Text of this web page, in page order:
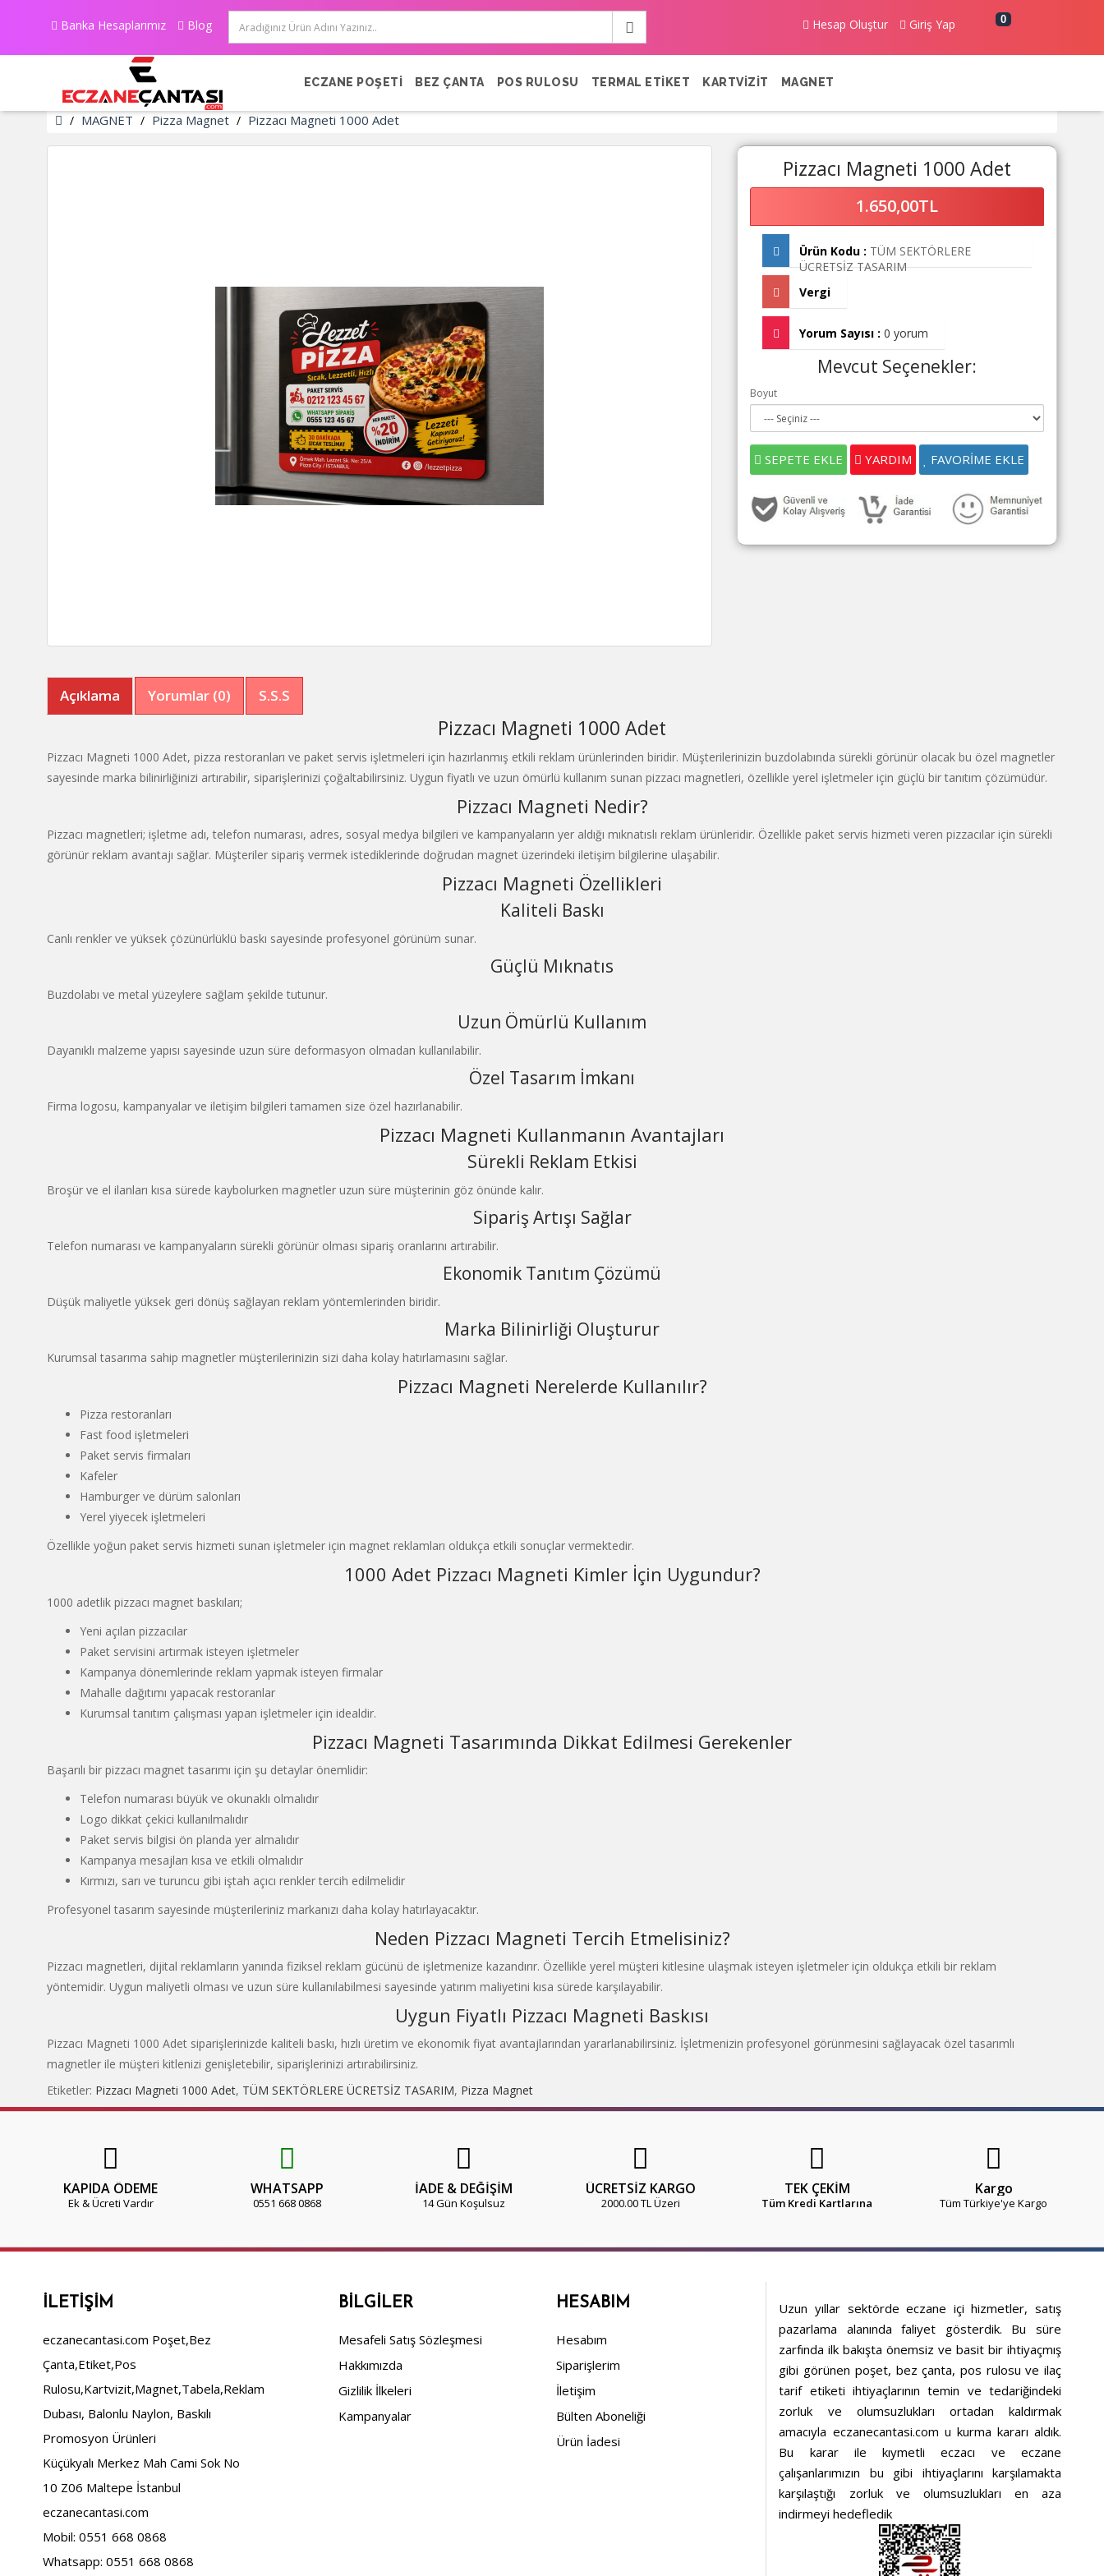
Banka Hesaplarımız Blog Hesap Oluştur Giriş Yap 0
ECZANE POŞETİ BEZ ÇANTA POS RULOSU TERMAL ETİKET KARTVİZİT MAGNET
MAGNET Pizza Magnet Pizzacı Magneti 1000 Adet
Pizzacı Magneti 1000 Adet
1.650,00TL
Ürün Kodu : TÜM SEKTÖRLERE
ÜCRETSİZ TASARIM
Vergi
Yorum Sayısı : 0 yorum
Mevcut Seçenekler:
Boyut
SEPETE EKLE YARDIM FAVORİME EKLE
Açıklama Yorumlar (0) S.S.S
Pizzacı Magneti 1000 Adet
Pizzacı Magneti 1000 Adet, pizza restoranları ve paket servis işletmeleri için hazırlanmış etkili reklam ürünlerinden biridir. Müşterilerinizin buzdolabında sürekli görünür olacak bu özel magnetler
sayesinde marka bilinirliğinizi artırabilir, siparişlerinizi çoğaltabilirsiniz. Uygun fiyatlı ve uzun ömürlü kullanım sunan pizzacı magnetleri, özellikle yerel işletmeler için güçlü bir tanıtım çözümüdür.
Pizzacı Magneti Nedir?
Pizzacı magnetleri; işletme adı, telefon numarası, adres, sosyal medya bilgileri ve kampanyaların yer aldığı mıknatıslı reklam ürünleridir. Özellikle paket servis hizmeti veren pizzacılar için sürekli
görünür reklam avantajı sağlar. Müşteriler sipariş vermek istediklerinde doğrudan magnet üzerindeki iletişim bilgilerine ulaşabilir.
Pizzacı Magneti Özellikleri
Kaliteli Baskı
Canlı renkler ve yüksek çözünürlüklü baskı sayesinde profesyonel görünüm sunar.
Güçlü Mıknatıs
Buzdolabı ve metal yüzeylere sağlam şekilde tutunur.
Uzun Ömürlü Kullanım
Dayanıklı malzeme yapısı sayesinde uzun süre deformasyon olmadan kullanılabilir.
Özel Tasarım İmkanı
Firma logosu, kampanyalar ve iletişim bilgileri tamamen size özel hazırlanabilir.
Pizzacı Magneti Kullanmanın Avantajları
Sürekli Reklam Etkisi
Broşür ve el ilanları kısa sürede kaybolurken magnetler uzun süre müşterinin göz önünde kalır.
Sipariş Artışı Sağlar
Telefon numarası ve kampanyaların sürekli görünür olması sipariş oranlarını artırabilir.
Ekonomik Tanıtım Çözümü
Düşük maliyetle yüksek geri dönüş sağlayan reklam yöntemlerinden biridir.
Marka Bilinirliği Oluşturur
Kurumsal tasarıma sahip magnetler müşterilerinizin sizi daha kolay hatırlamasını sağlar.
Pizzacı Magneti Nerelerde Kullanılır?
Pizza restoranları
Fast food işletmeleri
Paket servis firmaları
Kafeler
Hamburger ve dürüm salonları
Yerel yiyecek işletmeleri
Özellikle yoğun paket servis hizmeti sunan işletmeler için magnet reklamları oldukça etkili sonuçlar vermektedir.
1000 Adet Pizzacı Magneti Kimler İçin Uygundur?
1000 adetlik pizzacı magnet baskıları;
Yeni açılan pizzacılar
Paket servisini artırmak isteyen işletmeler
Kampanya dönemlerinde reklam yapmak isteyen firmalar
Mahalle dağıtımı yapacak restoranlar
Kurumsal tanıtım çalışması yapan işletmeler için idealdir.
Pizzacı Magneti Tasarımında Dikkat Edilmesi Gerekenler
Başarılı bir pizzacı magnet tasarımı için şu detaylar önemlidir:
Telefon numarası büyük ve okunaklı olmalıdır
Logo dikkat çekici kullanılmalıdır
Paket servis bilgisi ön planda yer almalıdır
Kampanya mesajları kısa ve etkili olmalıdır
Kırmızı, sarı ve turuncu gibi iştah açıcı renkler tercih edilmelidir
Profesyonel tasarım sayesinde müşterileriniz markanızı daha kolay hatırlayacaktır.
Neden Pizzacı Magneti Tercih Etmelisiniz?
Pizzacı magnetleri, dijital reklamların yanında fiziksel reklam gücünü de işletmenize kazandırır. Özellikle yerel müşteri kitlesine ulaşmak isteyen işletmeler için oldukça etkili bir reklam
yöntemidir. Uygun maliyetli olması ve uzun süre kullanılabilmesi sayesinde yatırım maliyetini kısa sürede karşılayabilir.
Uygun Fiyatlı Pizzacı Magneti Baskısı
Pizzacı Magneti 1000 Adet siparişlerinizde kaliteli baskı, hızlı üretim ve ekonomik fiyat avantajlarından yararlanabilirsiniz. İşletmenizin profesyonel görünmesini sağlayacak özel tasarımlı
magnetler ile müşteri kitlenizi genişletebilir, siparişlerinizi artırabilirsiniz.
Etiketler: Pizzacı Magneti 1000 Adet, TÜM SEKTÖRLERE ÜCRETSİZ TASARIM, Pizza Magnet
KAPIDA ÖDEME
Ek & Ücreti Vardır
WHATSAPP
0551 668 0868
İADE & DEĞİŞİM
14 Gün Koşulsuz
ÜCRETSİZ KARGO
2000.00 TL Üzeri
TEK ÇEKİM
Tüm Kredi Kartlarına
Kargo
Tüm Türkiye'ye Kargo
İLETIŞIM
eczanecantasi.com Poşet,Bez
Çanta,Etiket,Pos
Rulosu,Kartvizit,Magnet,Tabela,Reklam
Dubası, Balonlu Naylon, Baskılı
Promosyon Ürünleri
Küçükyalı Merkez Mah Cami Sok No
10 Z06 Maltepe İstanbul
eczanecantasi.com
Mobil: 0551 668 0868
Whatsapp: 0551 668 0868
BILGILER
Mesafeli Satış Sözleşmesi
Hakkımızda
Gizlilik İlkeleri
Kampanyalar
HESABIM
Hesabım
Siparişlerim
İletişim
Bülten Aboneliği
Ürün İadesi
Uzun yıllar sektörde eczane içi hizmetler, satış
pazarlama alanında faliyet gösterdik. Bu süre
zarfında ilk bakışta önemsiz ve basit bir ihtiyaçmış
gibi görünen poşet, bez çanta, pos rulosu ve ilaç
tarif etiketi ihtiyaçlarının temin ve tedariğindeki
zorluk ve olumsuzlukları ortadan kaldırmak
amacıyla eczanecantasi.com u kurma kararı aldık.
Bu karar ile kıymetli eczacı ve eczane
çalışanlarımızın bu gibi ihtiyaçlarını karşılamakta
karşılaştığı zorluk ve olumsuzlukları en aza
indirmeyi hedefledik